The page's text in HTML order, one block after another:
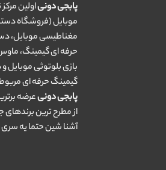
پابجی دونیاولین
موبایل (فروشگاه
مغناطیسی موبایل،
حرفه ای گیمینگ،
بازی بلوتوثی موبایل
گیمینگ حرفه ای
پابجی دونیعرضه
از مطرح ترین برندهای
آشنا شین حتما یه سری